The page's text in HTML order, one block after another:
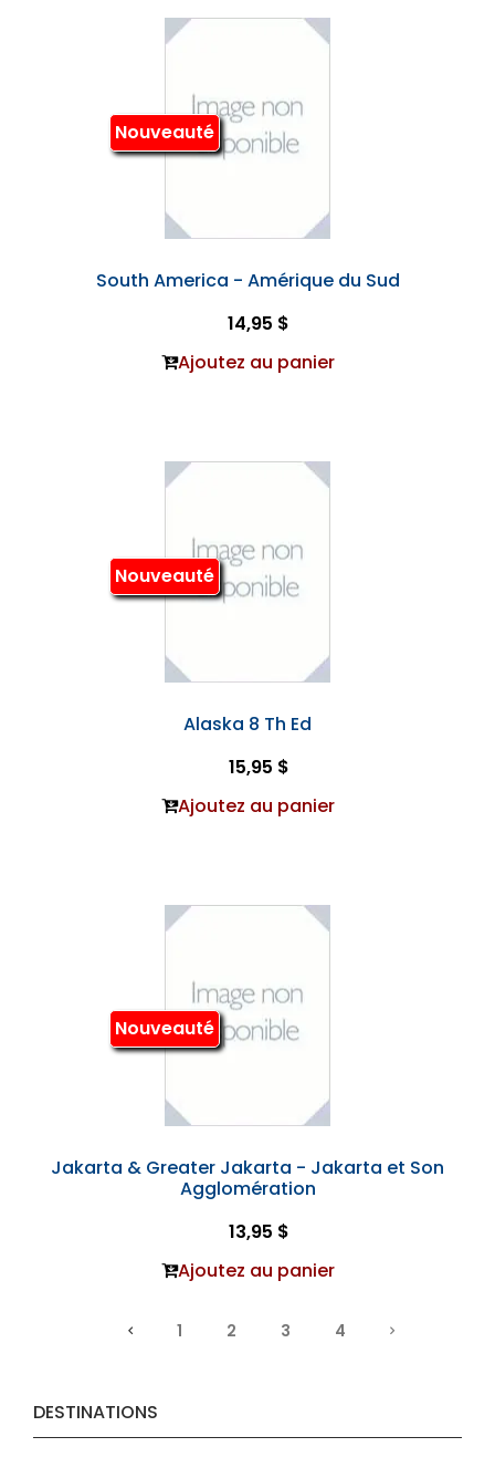
DESTINATIONS
Nouveauté
South America - Amérique du Sud
14,95 $
Ajoutez au panier
Nouveauté
Alaska 8 Th Ed
15,95 $
Ajoutez au panier
Nouveauté
Jakarta & Greater Jakarta - Jakarta et Son
Agglomération
13,95 $
Ajoutez au panier
1 2 3 4